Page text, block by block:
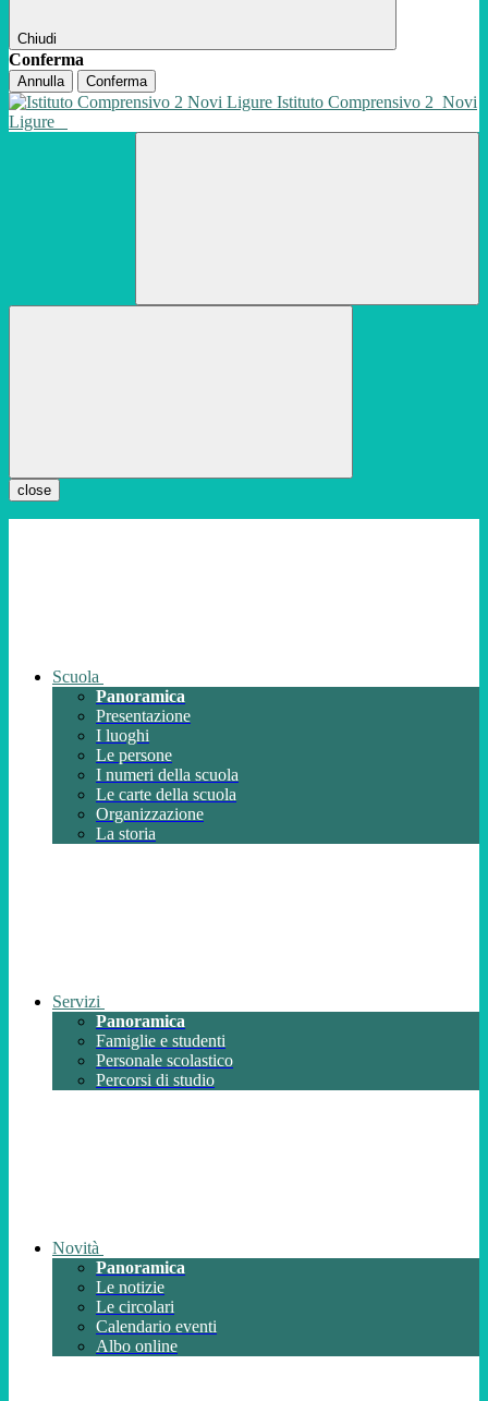
Chiudi
Conferma
Annulla Conferma
Istituto Comprensivo 2 Novi
Ligure
close
Scuola
Panoramica
Presentazione
I luoghi
Le persone
I numeri della scuola
Le carte della scuola
Organizzazione
La storia
Servizi
Panoramica
Famiglie e studenti
Personale scolastico
Percorsi di studio
Novità
Panoramica
Le notizie
Le circolari
Calendario eventi
Albo online